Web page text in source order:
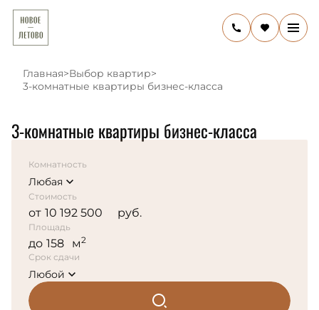
Главная>Выбор квартир>
3-комнатные квартиры бизнес-класса
3-комнатные квартиры бизнес-класса
Комнатность
Любая
Стоимость
от руб.
Площадь
до м2
Срок сдачи
Любой